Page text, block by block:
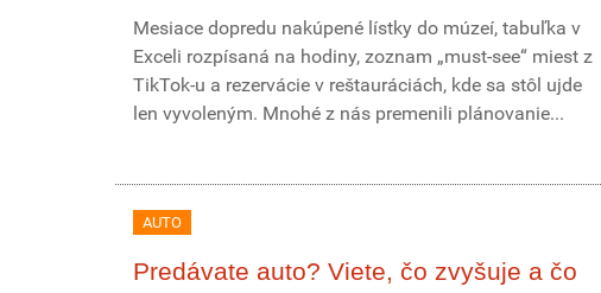
Mesiace dopredu nakúpené lístky do múzeí, tabuľka v
Exceli rozpísaná na hodiny, zoznam „must-see“ miest z
TikTok-u a rezervácie v reštauráciách, kde sa stôl ujde
len vyvoleným. Mnohé z nás premenili plánovanie...
AUTO
Predávate auto? Viete, čo zvyšuje a čo